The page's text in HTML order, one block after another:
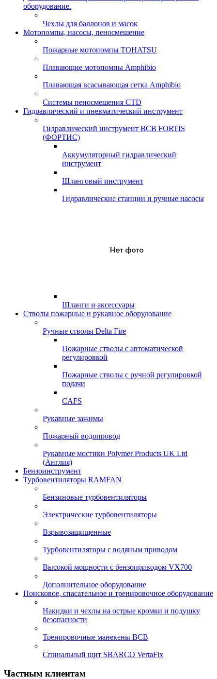
оборудование.
Чехлы для баллонов и масок
Мотопомпы, насосы, пеносмешение
Пожарные мотопомпы TOHATSU
Плавающие мотопомпы Amphibio
Плавающая всасывающая сетка Amphibio
Системы пеносмешения CTD
Гидравлический и пневматический инструмент
Гидравлический инструмент ВСВ FORTIS
(ФОРТИС)
Аккумуляторный гидравлический
инструмент
Шланговый инструмент
Гидравлические станции и ручные насосы
Шланги и аксессуары
Стволы пожарные и рукавное оборудование
Ручные стволы Delta Fire
Пожарные стволы с автоматической
регулировкой
Пожарные стволы с ручной регулировкой
подачи
CAFS
Рукавные зажимы
Пожарный водопровод
Рукавные мостики Polymer Products UK Ltd
(Англия)
Бензоинструмент
Турбовентиляторы RAMFAN
Бензиновые турбовентиляторы
Электрические турбовентиляторы
Взрывозащищенные
Турбовентиляторы с водяным приводом
Высокой мощности с бензоприводом VX700
Дополнительное оборудование
Поисковое, спасательное и тренировочное оборудование
Накидки и чехлы на острые кромки и подушку
безопасности
Тренировочные манекены ВСВ
Спинальный щит SBARCO VertaFix
Частным клиентам